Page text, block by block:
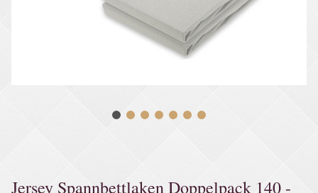
Jersey Spannbettlaken Doppelpack 140 -